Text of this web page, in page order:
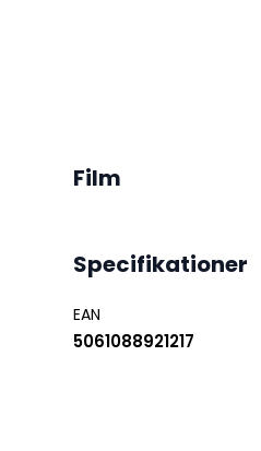
Film
Specifikationer
EAN
5061088921217